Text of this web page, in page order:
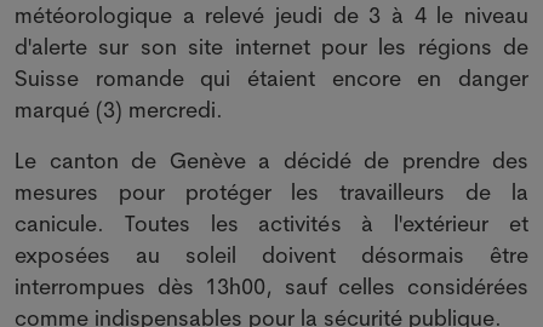
météorologique a relevé jeudi de 3 à 4 le niveau
d'alerte sur son site internet pour les régions de
Suisse romande qui étaient encore en danger
marqué (3) mercredi.
Le canton de Genève a décidé de prendre des
mesures pour protéger les travailleurs de la
canicule. Toutes les activités à l'extérieur et
exposées au soleil doivent désormais être
interrompues dès 13h00, sauf celles considérées
comme indispensables pour la sécurité publique.